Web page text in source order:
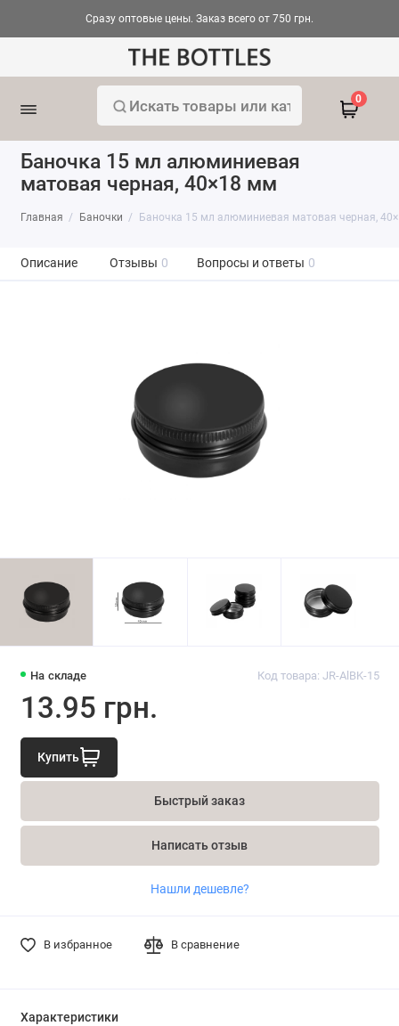
Сразу оптовые цены. Заказ всего от 750 грн.
0
Баночка 15 мл алюминиевая
матовая черная, 40×18 мм
Главная Баночки Баночка 15 мл алюминиевая матовая черная,
Описание Отзывы 0 Вопросы и ответы 0
На складе Код товара: JR-AlBK-15
13.95 грн.
Купить
Быстрый заказ
Написать отзыв
Нашли дешевле?
В избранное В сравнение
Характеристики